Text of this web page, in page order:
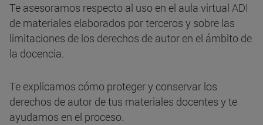
Te asesoramos respecto al uso en el aula virtual ADI
de materiales elaborados por terceros y sobre las
limitaciones de los derechos de autor en el ámbito de
la docencia.
Te explicamos cómo proteger y conservar los
derechos de autor de tus materiales docentes y te
ayudamos en el proceso.